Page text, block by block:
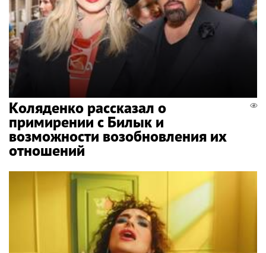
Коляденко рассказал о
примирении с Билык и
возможности возобновления их
отношений